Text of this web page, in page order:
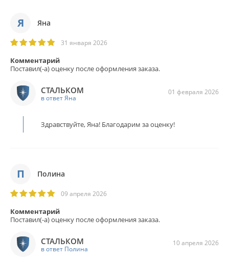
Я Яна
31 января 2026
Комментарий
Поставил(-а) оценку после оформления заказа.
01 февраля 2026
СТАЛЬКОМ
в ответ Яна
Здравствуйте, Яна! Благодарим за оценку!
П Полина
09 апреля 2026
Комментарий
Поставил(-а) оценку после оформления заказа.
10 апреля 2026
СТАЛЬКОМ
в ответ Полина